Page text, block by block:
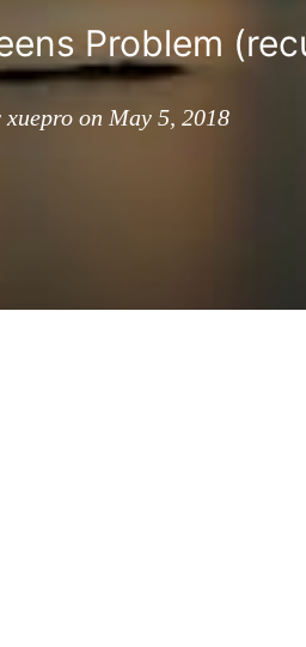
Problem
xuepro on May 5, 2018